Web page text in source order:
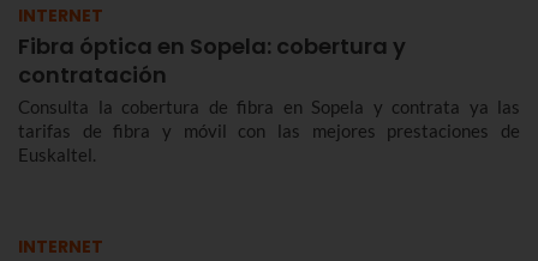
INTERNET
Fibra óptica en Sopela: cobertura y
contratación
Consulta la cobertura de fibra en Sopela y contrata ya las
tarifas de fibra y móvil con las mejores prestaciones de
Euskaltel.
INTERNET